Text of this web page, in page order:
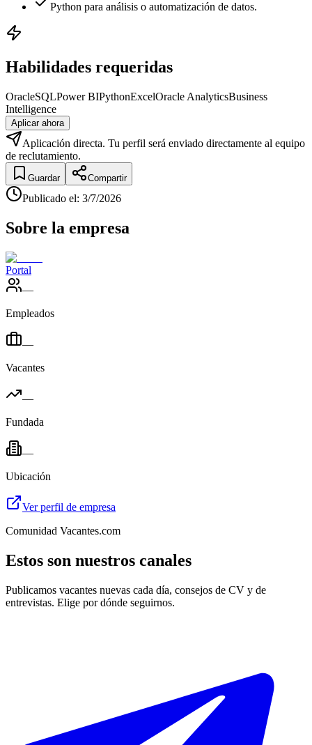
Python para análisis o automatización de datos.
Habilidades requeridas
OracleSQLPower BIPythonExcelOracle AnalyticsBusiness
Intelligence
Aplicar ahora
Aplicación directa. Tu perfil será enviado directamente al equipo
de reclutamiento.
Guardar Compartir
Publicado el: 3/7/2026
Sobre la empresa
Portal
—
Empleados
—
Vacantes
—
Fundada
—
Ubicación
Ver perfil de empresa
Comunidad Vacantes.com
Estos son nuestros canales
Publicamos vacantes nuevas cada día, consejos de CV y de
entrevistas. Elige por dónde seguirnos.